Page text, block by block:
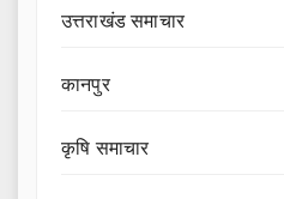
उत्तराखंड समाचार
कानपुर
कृषि समाचार